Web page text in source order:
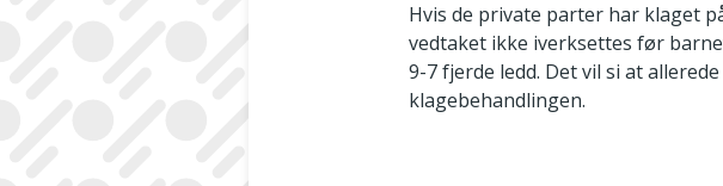
Hvis de private parter har klaget
vedtaket ikke iverksettes før
9-7 fjerde ledd. Det vil si at
klagebehandlingen.